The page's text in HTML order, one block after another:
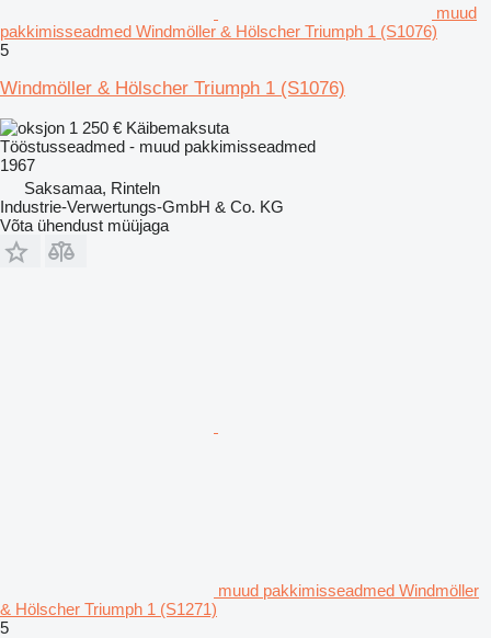
muud
pakkimisseadmed Windmöller & Hölscher Triumph 1 (S1076)
5
Windmöller & Hölscher Triumph 1 (S1076)
1 250 € Käibemaksuta
Tööstusseadmed - muud pakkimisseadmed
1967
Saksamaa, Rinteln
Industrie-Verwertungs-GmbH & Co. KG
Võta ühendust müüjaga
muud pakkimisseadmed Windmöller
& Hölscher Triumph 1 (S1271)
5